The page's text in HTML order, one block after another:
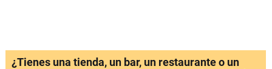
¿Tienes una tienda, un bar, un restaurante o un